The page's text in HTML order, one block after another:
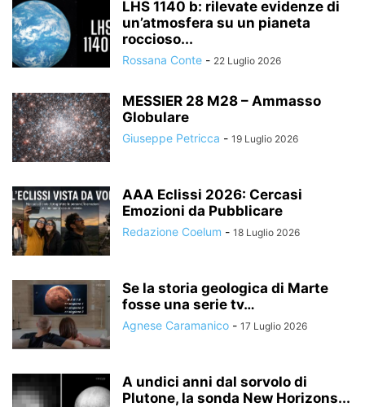
LHS 1140 b: rilevate evidenze di
un’atmosfera su un pianeta
roccioso...
Rossana Conte - 22 Luglio 2026
MESSIER 28 M28 – Ammasso
Globulare
Giuseppe Petricca - 19 Luglio 2026
AAA Eclissi 2026: Cercasi
Emozioni da Pubblicare
Redazione Coelum - 18 Luglio 2026
Se la storia geologica di Marte
fosse una serie tv…
Agnese Caramanico - 17 Luglio 2026
A undici anni dal sorvolo di
Plutone, la sonda New Horizons...